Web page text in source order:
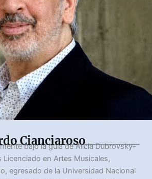
Cianciaroso
bajo la guía de Alicia Dubrovsky-
Licenciado en Artes Musicales,
egresado de la Universidad Nacional